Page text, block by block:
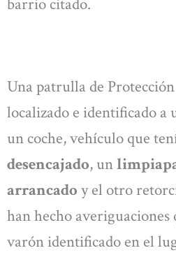
barrio citado.
Una patrulla de
localizado e identificado a
un coche, vehículo que
desencajado, un
arrancado y el otro
han hecho averiguaciones
varón identificado en el